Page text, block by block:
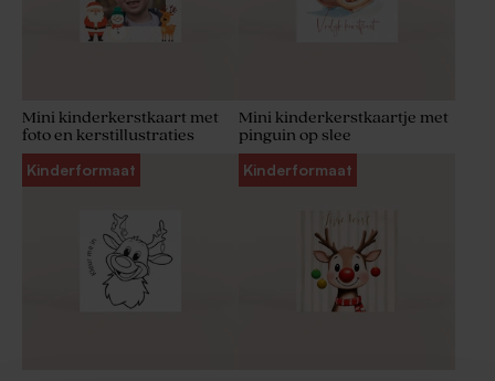
Mini kinderkerstkaart met
foto en kerstillustraties
Mini kinderkerstkaartje met
pinguin op slee
Kinderformaat
Kinderformaat